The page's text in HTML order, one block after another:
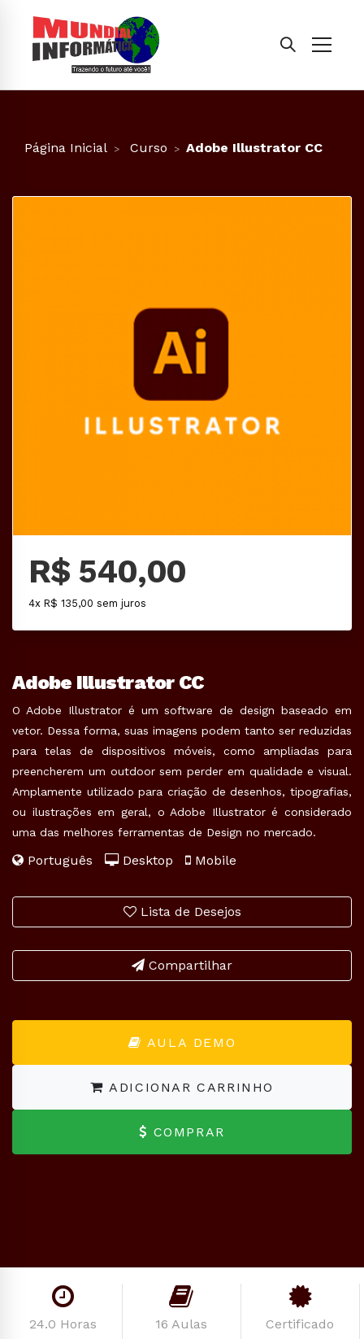
Página Inicial Curso Adobe Illustrator CC
R$ 540,00
4x R$ 135,00 sem juros
Adobe Illustrator CC
O Adobe Illustrator é um software de design baseado em
vetor. Dessa forma, suas imagens podem tanto ser reduzidas
para telas de dispositivos móveis, como ampliadas para
preencherem um outdoor sem perder em qualidade e visual.
Amplamente utilizado para criação de desenhos, tipografias,
ou ilustrações em geral, o Adobe Illustrator é considerado
uma das melhores ferramentas de Design no mercado.
Português Desktop Mobile
Lista de Desejos
Compartilhar
AULA DEMO
ADICIONAR CARRINHO
COMPRAR
24.0 Horas 16 Aulas Certificado